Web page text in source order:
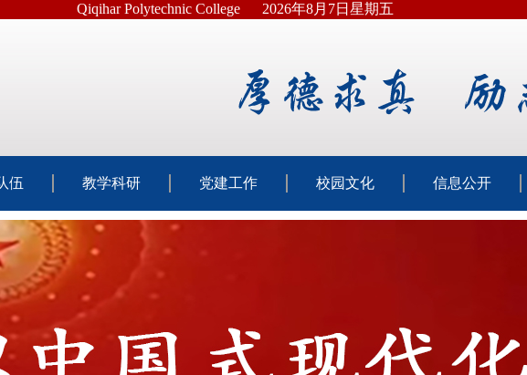
Qiqihar Polytechnic College 2026年8月7日星期五
伍 教学科研 党建工作 校园文化 信息公开